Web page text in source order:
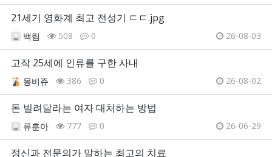
21세기 영화계 최고 전성기 ㄷㄷ.jpg
백림 508 0 26-08-03
고작 25세에 인류를 구한 사내
몽비쥬 386 0 26-08-02
돈 빌려달라는 여자 대처하는 방법
류훈아 777 0 26-06-29
정신과 전문의가 말하는 최고의 치료